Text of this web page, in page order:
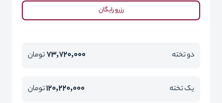
رزرو رایگان
دو تخته 73,720,000تومان
یک تخته 120,220,000تومان